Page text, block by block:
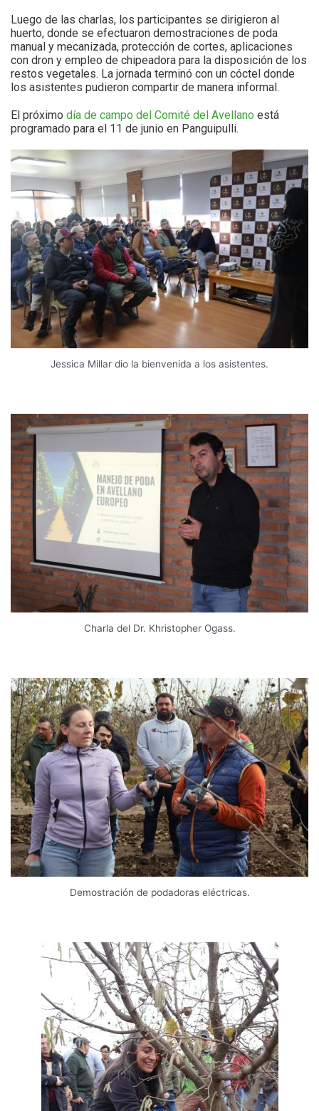
Luego de las charlas, los participantes se dirigieron al
huerto, donde se efectuaron demostraciones de poda
manual y mecanizada, protección de cortes, aplicaciones
con dron y empleo de chipeadora para la disposición de los
restos vegetales. La jornada terminó con un cóctel donde
los asistentes pudieron compartir de manera informal.
El próximo día de campo del Comité del Avellano está
programado para el 11 de junio en Panguipulli.
Jessica Millar dio la bienvenida a los asistentes.
Charla del Dr. Khristopher Ogass.
Demostración de podadoras eléctricas.